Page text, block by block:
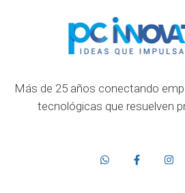
Más de 25 años conectando
tecnológicas que resuelven